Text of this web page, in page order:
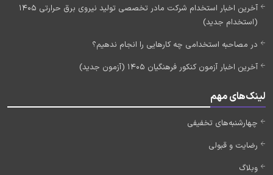
آخرین اخبار استخدام شرکت مادر تخصصی تولید نیروی برق حرارتی 1405
(استخدام جدید)
در مصاحبه استخدامی چه کارهایی را انجام ندهیم؟
آخرین اخبار آزمون کنکور فرهنگیان 1405 (آزمون جدید)
لینک‌های مهم
چهارشنبه‌های تخفیفی
رضایت و قبولی
وبلاگ